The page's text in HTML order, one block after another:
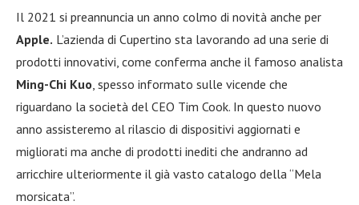
Il 2021 si preannuncia un anno colmo di novità anche per
Apple. L’azienda di Cupertino sta lavorando ad una serie di
prodotti innovativi, come conferma anche il famoso analista
Ming-Chi Kuo , spesso informato sulle vicende che
riguardano la società del CEO Tim Cook. In questo nuovo
anno assisteremo al rilascio di dispositivi aggiornati e
migliorati ma anche di prodotti inediti che andranno ad
arricchire ulteriormente il già vasto catalogo della “Mela
morsicata”.